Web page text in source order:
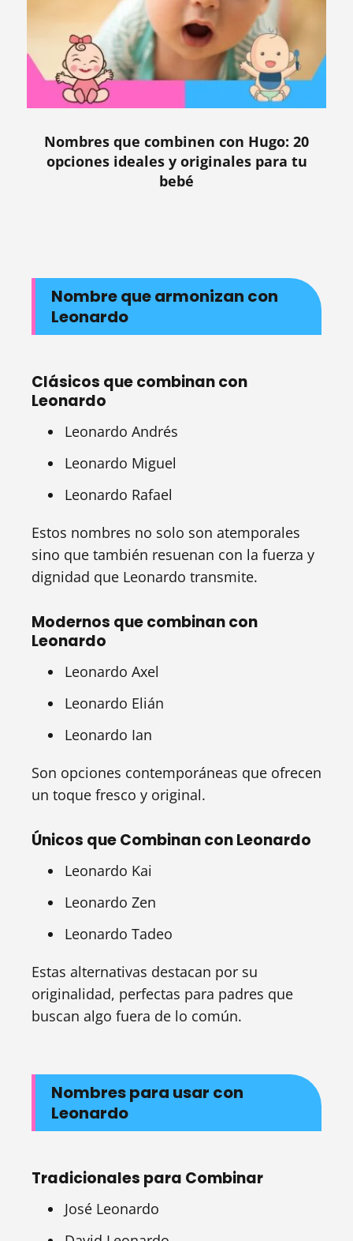
Nombres que combinen con Hugo: 20
opciones ideales y originales para tu
bebé
Nombre que armonizan con
Leonardo
Clásicos que combinan con
Leonardo
Leonardo Andrés
Leonardo Miguel
Leonardo Rafael
Estos nombres no solo son atemporales
sino que también resuenan con la fuerza y
dignidad que Leonardo transmite.
Modernos que combinan con
Leonardo
Leonardo Axel
Leonardo Elián
Leonardo Ian
Son opciones contemporáneas que ofrecen
un toque fresco y original.
Únicos que Combinan con Leonardo
Leonardo Kai
Leonardo Zen
Leonardo Tadeo
Estas alternativas destacan por su
originalidad, perfectas para padres que
buscan algo fuera de lo común.
Nombres para usar con
Leonardo
Tradicionales para Combinar
José Leonardo